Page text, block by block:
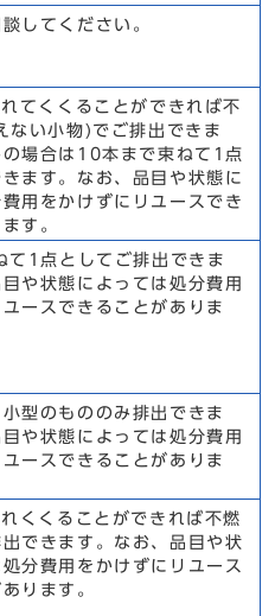
してください。
てくくることができれば不
ない小物)でご排出できま
の場合は10本まで束ねて1点
ます。なお、品目や状態に
用をかけずにリユースでき
す。
て1点としてご排出できま
や状態によっては処分費用
ースできることがありま
型のもののみ排出できま
や状態によっては処分費用
ースできることがありま
くくることができれば不燃
できます。なお、品目や状
分費用をかけずにリユース
ります。